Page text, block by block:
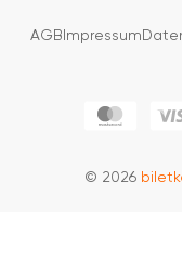
AGB Impressum
© 2026